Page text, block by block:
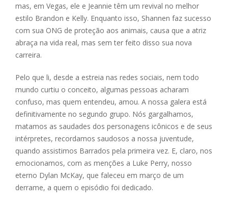
mas, em Vegas, ele e Jeannie têm um revival no melhor
estilo Brandon e Kelly. Enquanto isso, Shannen faz sucesso
com sua ONG de proteção aos animais, causa que a atriz
abraça na vida real, mas sem ter feito disso sua nova
carreira.
Pelo que li, desde a estreia nas redes sociais, nem todo
mundo curtiu o conceito, algumas pessoas acharam
confuso, mas quem entendeu, amou. A nossa galera está
definitivamente no segundo grupo. Nós gargalhamos,
matamos as saudades dos personagens icônicos e de seus
intérpretes, recordamos saudosos a nossa juventude,
quando assistimos Barrados pela primeira vez. E, claro, nos
emocionamos, com as menções a Luke Perry, nosso
eterno Dylan McKay, que faleceu em março de um
derrame, a quem o episódio foi dedicado.